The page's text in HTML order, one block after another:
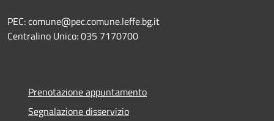
PEC: comune@pec.comune.leffe.bg.it
Centralino Unico: 035 7170700
Prenotazione appuntamento
Segnalazione disservizio